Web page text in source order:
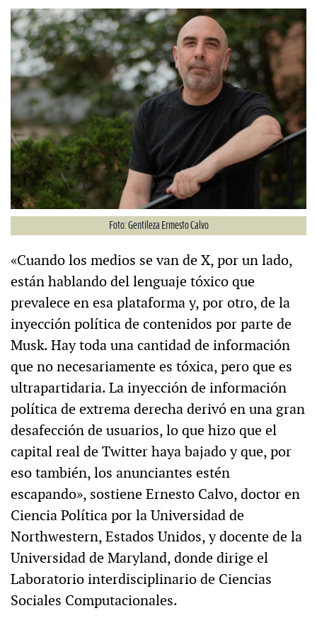
Foto: Gentileza Ermesto Calvo
«Cuando los medios se van de X, por un lado,
están hablando del lenguaje tóxico que
prevalece en esa plataforma y, por otro, de la
inyección política de contenidos por parte de
Musk. Hay toda una cantidad de información
que no necesariamente es tóxica, pero que es
ultrapartidaria. La inyección de información
política de extrema derecha derivó en una gran
desafección de usuarios, lo que hizo que el
capital real de Twitter haya bajado y que, por
eso también, los anunciantes estén
escapando», sostiene Ernesto Calvo, doctor en
Ciencia Política por la Universidad de
Northwestern, Estados Unidos, y docente de la
Universidad de Maryland, donde dirige el
Laboratorio interdisciplinario de Ciencias
Sociales Computacionales.